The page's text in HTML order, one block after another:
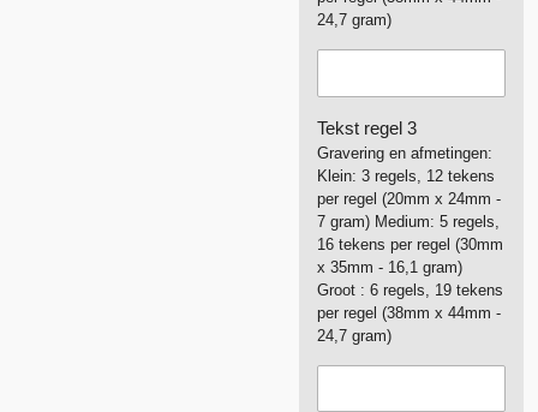
24,7 gram)
Tekst regel 3
Gravering en afmetingen:
Klein: 3 regels, 12 tekens
per regel (20mm x 24mm -
7 gram) Medium: 5 regels,
16 tekens per regel (30mm
x 35mm - 16,1 gram)
Groot : 6 regels, 19 tekens
per regel (38mm x 44mm -
24,7 gram)